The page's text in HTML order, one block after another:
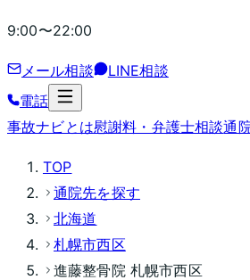
9:00〜22:00
メール相談
LINE相談
電話
事故ナビとは慰謝料・弁護士相談通
TOP
通院先を探す
北海道
札幌市西区
進藤整骨院 札幌市西区